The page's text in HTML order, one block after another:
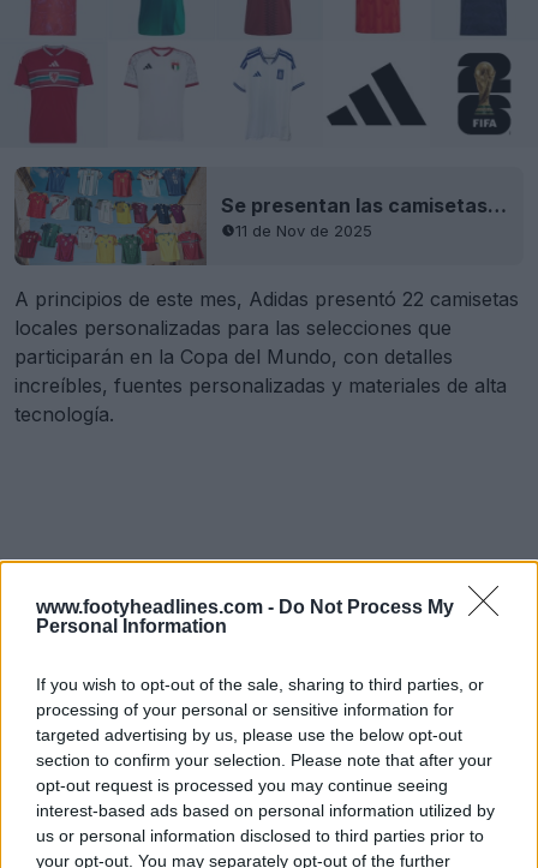
www.footyheadlines.com - Do Not Process My
Personal Information
If you wish to opt-out of the sale, sharing to third parties, or
processing of your personal or sensitive information for
targeted advertising by us, please use the below opt-out
section to confirm your selection. Please note that after your
opt-out request is processed you may continue seeing
interest-based ads based on personal information utilized by
us or personal information disclosed to third parties prior to
your opt-out. You may separately opt-out of the further
Se presentan las camisetas locales de Adidas para la Copa del Mundo de 2026: 22 equipos
11 de Nov de 2025
A principios de este mes, Adidas presentó 22 camisetas
locales personalizadas para las selecciones que
participarán en la Copa del Mundo, con detalles
increíbles, fuentes personalizadas y materiales de alta
tecnología.